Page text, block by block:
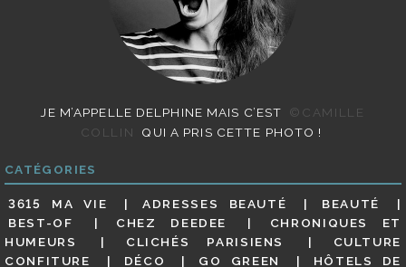
JE M’APPELLE DELPHINE MAIS C’EST
©CAMILLE
COLLIN
QUI A PRIS CETTE PHOTO !
CATÉGORIES
3615 MA VIE ADRESSES BEAUTÉ
BEAUTÉ
BEST-OF
CHEZ DEEDEE
CHRONIQUES ET
HUMEURS
CLICHÉS PARISIENS
CULTURE
CONFITURE
DÉCO GO GREEN HÔTELS DE